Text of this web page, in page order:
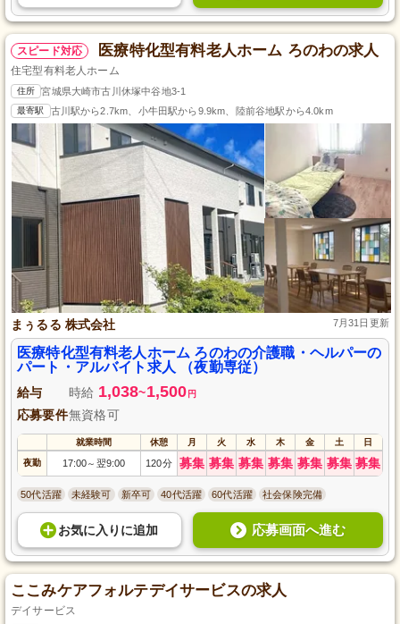
スピード対応 医療特化型有料老人ホーム ろのわの求人
住宅型有料老人ホーム
住所 宮城県大崎市古川休塚中谷地3-1
最寄駅 古川駅から2.7km、小牛田駅から9.9km、陸前谷地駅から4.0km
まぅるる 株式会社 7月31日更新
医療特化型有料老人ホーム ろのわの介護職・ヘルパーの
パート・アルバイト求人 （夜勤専従）
給与 時給 1,038~1,500 円
応募要件無資格可
就業時間 休憩 月 火 水 木 金 土 日
夜勤 17:00～ 翌9:00 120分 募集 募集 募集 募集 募集 募集 募集
50代活躍 未経験可 新卒可 40代活躍 60代活躍 社会保険完備
お気に入り に追加 応募画面へ進む
ここみケアフォルテデイサービスの求人
デイサービス